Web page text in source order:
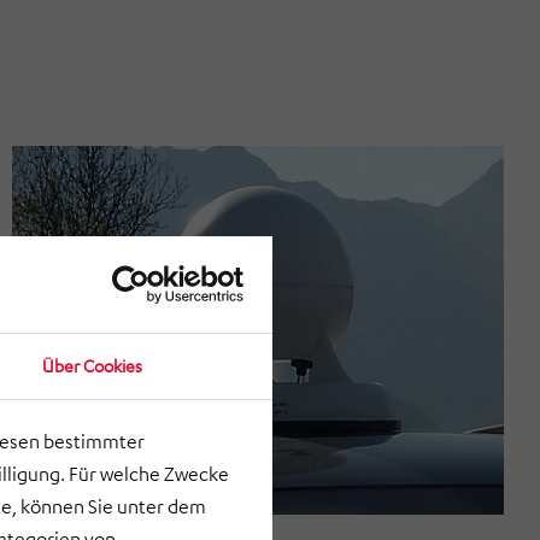
Über Cookies
bestimmter
Für welche Zwecke
können Sie unter dem